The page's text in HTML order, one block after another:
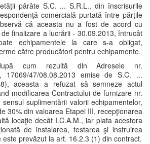
pârâte S.C. ... S.R.L., din înscrisurile
comercială purtată între părţile
că aceasta nu a fost de acord cu
finalizare a lucrării - 30.09.2013, întrucât
echipamentele la care s-a obligat,
către producători pentru echipamente.
cum rezultă din Adresele nr.
17069/47/08.08.2013 emise de S.C. ...
aceasta a refuzat să semneze actul
modificarea Contractului de furnizare nr.
suplimentării valorii echipamentelor,
30% din valoarea Etapei III, recepţionarea
locaţie decât I.C.A.M., iar plata acestora
de instalarea, testarea şi instruirea
prevăzut la art. 16.2.3 (1) din contract.